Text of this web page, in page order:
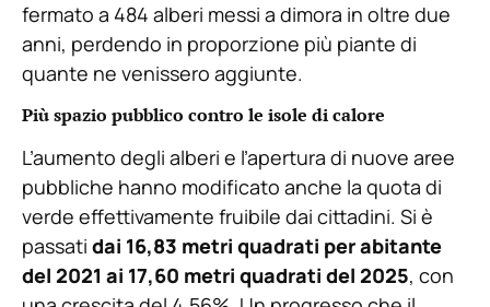
fermato a 484 alberi messi a dimora in oltre due
anni, perdendo in proporzione più piante di
quante ne venissero aggiunte.
Più spazio pubblico contro le isole di calore
L’aumento degli alberi e l’apertura di nuove aree
pubbliche hanno modificato anche la quota di
verde effettivamente fruibile dai cittadini. Si è
passati dai 16,83 metri quadrati per abitante
del 2021 ai 17,60 metri quadrati del 2025, con